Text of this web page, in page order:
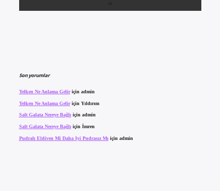
Son yorumlar
Yelken Ne Anlama Geliriçin admin
Yelken Ne Anlama Geliriçin Yıldırım
Salt Galata Nereye Bağlıiçin admin
Salt Galata Nereye Bağlı için İmren
Pudralı Eldiven Mi Daha Iyi Pudrasız Mı için admin